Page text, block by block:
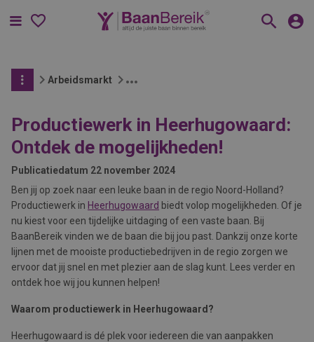
Menu
Arbeidsmarkt
Productiewerk in Heerhugowaard:
Ontdek de mogelijkheden!
Publicatiedatum 22 november 2024
Ben jij op zoek naar een leuke baan in de regio Noord-Holland?
Productiewerk in Heerhugowaard biedt volop mogelijkheden. Of je
nu kiest voor een tijdelijke uitdaging of een vaste baan. Bij
BaanBereik vinden we de baan die bij jou past. Dankzij onze korte
lijnen met de mooiste productiebedrijven in de regio zorgen we
ervoor dat jij snel en met plezier aan de slag kunt. Lees verder en
ontdek hoe wij jou kunnen helpen!
Waarom productiewerk in Heerhugowaard?
Heerhugowaard is dé plek voor iedereen die van aanpakken